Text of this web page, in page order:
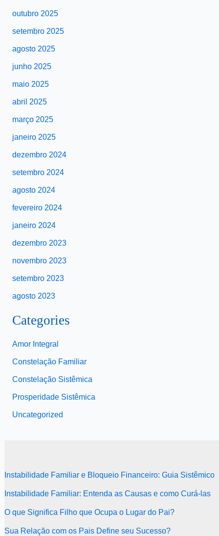
outubro 2025
setembro 2025
agosto 2025
junho 2025
maio 2025
abril 2025
março 2025
janeiro 2025
dezembro 2024
setembro 2024
agosto 2024
fevereiro 2024
janeiro 2024
dezembro 2023
novembro 2023
setembro 2023
agosto 2023
Categories
Amor Integral
Constelação Familiar
Constelação Sistêmica
Prosperidade Sistêmica
Uncategorized
Instabilidade Familiar e Bloqueio Financeiro: Guia Sistêmico
Instabilidade Familiar: Entenda as Causas e como Curá-las
O que Significa Filho que Ocupa o Lugar do Pai?
Sua Relação com os Pais Define seu Sucesso?